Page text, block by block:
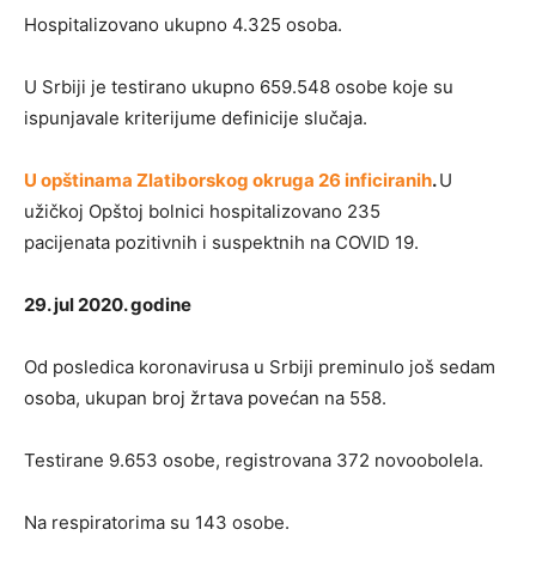
Hospitalizovano ukupno 4.325 osoba.
U Srbiji je testirano ukupno 659.548 osobe koje su
ispunjavale kriterijume definicije slučaja.
U opštinama Zlatiborskog okruga 26 inficiranih.U
užičkoj Opštoj bolnici hospitalizovano 235
pacijenata pozitivnih i suspektnih na COVID 19.
29. jul 2020. godine
Od posledica koronavirusa u Srbiji preminulo još sedam
osoba, ukupan broj žrtava povećan na 558.
Testirane 9.653 osobe, registrovana 372 novoobolela.
Na respiratorima su 143 osobe.